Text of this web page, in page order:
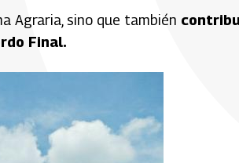
Agraria, sino que también
Final.